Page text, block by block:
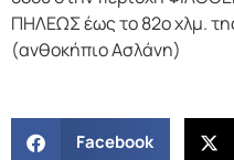
ΠΗΛΕΩΣ έως το 82ο χλμ.
(ανθοκήπιο Ασλάνη)
Facebook